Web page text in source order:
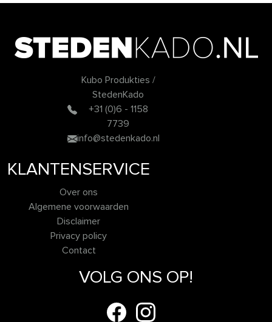
Kubo Produkties /
StedenKado
+31 (0)6 - 1158
7739
info@stedenkado.nl
KLANTENSERVICE
Over ons
Algemene voorwaarden
Disclaimer
Privacy policy
Contact
VOLG ONS OP!